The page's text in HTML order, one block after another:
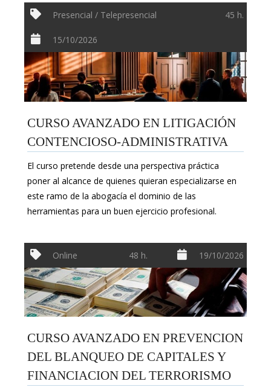
Presencial / Telepresencial 45 h.
15/10/2026
CURSO AVANZADO EN LITIGACIÓN
CONTENCIOSO-ADMINISTRATIVA
El curso pretende desde una perspectiva práctica
poner al alcance de quienes quieran especializarse en
este ramo de la abogacía el dominio de las
herramientas para un buen ejercicio profesional.
Online 48 h. 19/10/2026
CURSO AVANZADO EN PREVENCION
DEL BLANQUEO DE CAPITALES Y
FINANCIACION DEL TERRORISMO